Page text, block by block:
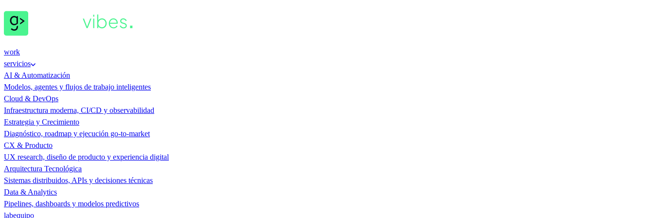
work
servicios
AI & Automatización
Modelos, agentes y flujos de trabajo inteligentes
Cloud & DevOps
Infraestructura moderna, CI/CD y observabilidad
Estrategia y Crecimiento
Diagnóstico, roadmap y ejecución go-to-market
CX & Producto
UX research, diseño de producto y experiencia digital
Arquitectura Tecnológica
Sistemas distribuidos, APIs y decisiones técnicas
Data & Analytics
Pipelines, dashboards y modelos predictivos
labequipo